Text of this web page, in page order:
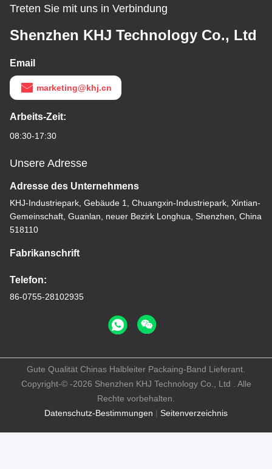
Treten Sie mit uns in Verbindung
Shenzhen KHJ Technology Co., Ltd
Email
marketing@khj.cn
Arbeits-Zeit:
08:30-17:30
Unsere Adresse
Adresse des Unternehmens
KHJ-Industriepark, Gebäude 1, Chuangxin-Industriepark, Xintian-
Gemeinschaft, Guanlan, neuer Bezirk Longhua, Shenzhen, China
518110
Fabrikanschrift
Telefon:
86-0755-28102935
Datenschutz-Bestimmungen | Seitenverzeichnis
Gute Qualität Chinas Halbleiter Packaing-Band Lieferant.
Copyright-© -2026 Shenzhen KHJ Technology Co., Ltd . Alle
Rechte vorbehalten.